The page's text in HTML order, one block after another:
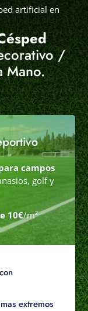
artificial en
/
Mano.
campos
golf y
10€/m²
extremos